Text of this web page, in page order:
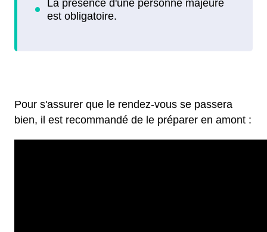
Pour s'assurer que le rendez-vous se passera
bien, il est recommandé de le préparer en amont :